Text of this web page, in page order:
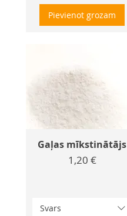
Pievienot grozam
Gaļas mīkstinātājs
Cena
1,20 €
Svars